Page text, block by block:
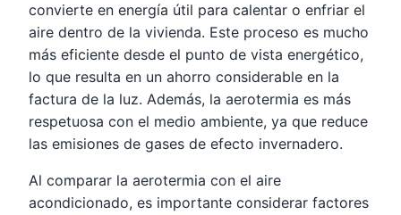
convierte en energía útil para calentar o enfriar el
aire dentro de la vivienda. Este proceso es mucho
más eficiente desde el punto de vista energético,
lo que resulta en un ahorro considerable en la
factura de la luz. Además, la aerotermia es más
respetuosa con el medio ambiente, ya que reduce
las emisiones de gases de efecto invernadero.
Al comparar la aerotermia con el aire
acondicionado, es importante considerar factores